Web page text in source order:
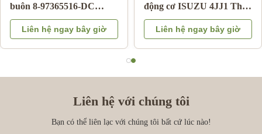
buôn 8-97365516-DC
phanh tăng cường cho
Isuzu DMAX 03-06
Liên hệ ngay bây giờ
động cơ ISUZU 4JJ1 Thay
thế OEM Bảo hành 3
tháng
Liên hệ ngay bây giờ
Liên hệ với chúng tôi
Bạn có thể liên lạc với chúng tôi bất cứ lúc nào!